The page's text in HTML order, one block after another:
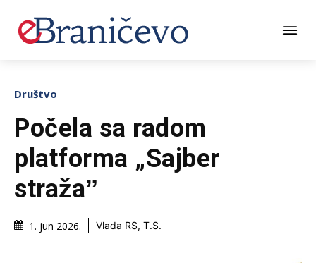
Društvo
Počela sa radom
platforma „Sajber
stražaˮ
1. jun 2026. Vlada RS, T.S.